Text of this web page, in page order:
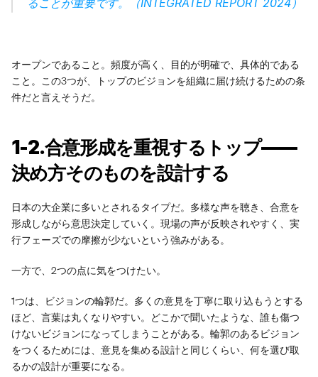
オープンであること。頻度が高く、目的が明確で、具体的である
こと。この3つが、トップのビジョンを組織に届け続けるための条
件だと言えそうだ。
1-2.合意形成を重視するトップ——
決め方そのものを設計する
日本の大企業に多いとされるタイプだ。多様な声を聴き、合意を
形成しながら意思決定していく。現場の声が反映されやすく、実
行フェーズでの摩擦が少ないという強みがある。
一方で、2つの点に気をつけたい。
1つは、ビジョンの輪郭だ。多くの意見を丁寧に取り込もうとする
ほど、言葉は丸くなりやすい。どこかで聞いたような、誰も傷つ
けないビジョンになってしまうことがある。輪郭のあるビジョン
をつくるためには、意見を集める設計と同じくらい、何を選び取
るかの設計が重要になる。